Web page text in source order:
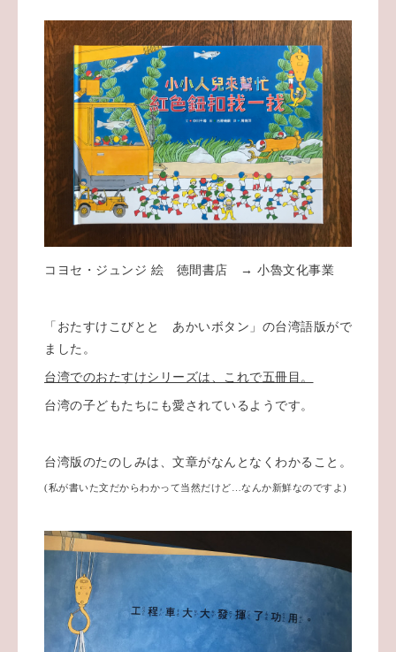
コヨセ・ジュンジ 絵 徳間書店 → 小魯文化事業
「おたすけこびとと あかいボタン」の台湾語版がで
ました。
台湾でのおたすけシリーズは、これで五冊目。
台湾の子どもたちにも愛されているようです。
台湾版のたのしみは、文章がなんとなくわかること。
(私が書いた文だからわかって当然だけど…なんか新鮮なのですよ)